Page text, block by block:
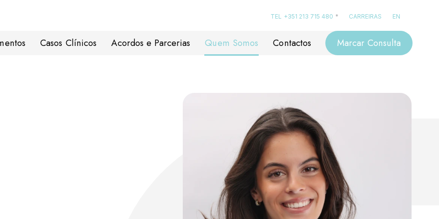
Casos Clínicos Acordos e Parcerias Quem Somos Contactos Marcar Consulta
TEL +351 213 715 480 * CARREIRAS EN